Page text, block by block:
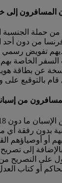
المسافرون إلى
حملة الجنسية
من دون أحد
تفويض رسمي
الخاصة بهم.
عن بطاقة هوية
قام بالتوقيع على
من
بدون رفقة أي
أو أوصياؤهم
إلى
على التصريح من
أو كتاب